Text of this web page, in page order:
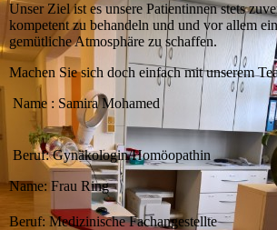
Unser Ziel ist es unsere Patientinnen stets
kompetent zu behandeln und und vor allem
gemütliche Atmosphäre zu schaffen.
Machen Sie sich doch einfach mit unserem
Name : Samira
Beruf: Gynäkologin/Homöopathin
Name: Frau Ring
Beruf: Medizinische Fachangestellte